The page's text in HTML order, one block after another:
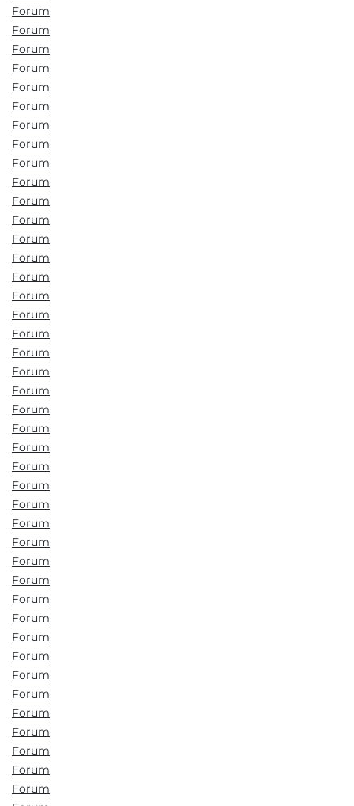
Forum
Forum
Forum
Forum
Forum
Forum
Forum
Forum
Forum
Forum
Forum
Forum
Forum
Forum
Forum
Forum
Forum
Forum
Forum
Forum
Forum
Forum
Forum
Forum
Forum
Forum
Forum
Forum
Forum
Forum
Forum
Forum
Forum
Forum
Forum
Forum
Forum
Forum
Forum
Forum
Forum
Forum